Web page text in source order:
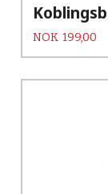
Pris
NOK 199,00